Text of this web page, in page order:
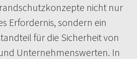
nicht nur
Erfordernis, sondern ein
für die Sicherheit von
Unternehmenswerten. In